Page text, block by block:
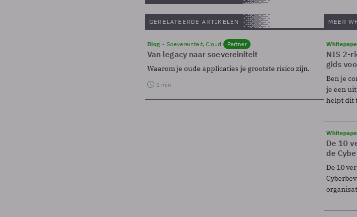
GERELATEERDE ARTIKELEN
Blog Soevereinteit, Cloud Partner
Van legacy naar soevereiniteit
Waarom je oude applicaties je grootste risico zijn.
1 min
MEER
NIS 2-
gids
Ben je
je een
helpt dit
De 10
de
De 10